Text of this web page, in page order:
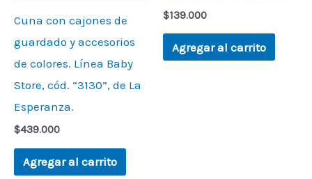
Cuna con cajones de
guardado y accesorios
de colores. Línea Baby
Store, cód. “3130”, de La
Esperanza.
$439.000
Agregar al carrito
$139.000
Agregar al carrito